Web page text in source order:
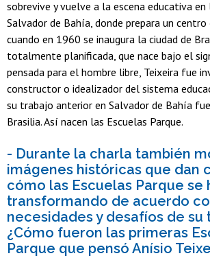
sobrevive y vuelve a la escena educativa en
Salvador de Bahía, donde prepara un centro
cuando en 1960 se inaugura la ciudad de
totalmente planificada, que nace bajo el
pensada para el hombre libre, Teixeira fue
constructor o idealizador del sistema
su trabajo anterior en Salvador de Bahía
Brasilia. Así nacen las Escuelas Parque.
- Durante la charla también
imágenes históricas que dan
cómo las Escuelas Parque se
transformando de acuerdo
necesidades y desafíos de su
¿Cómo fueron las primeras
Parque que pensó Anísio